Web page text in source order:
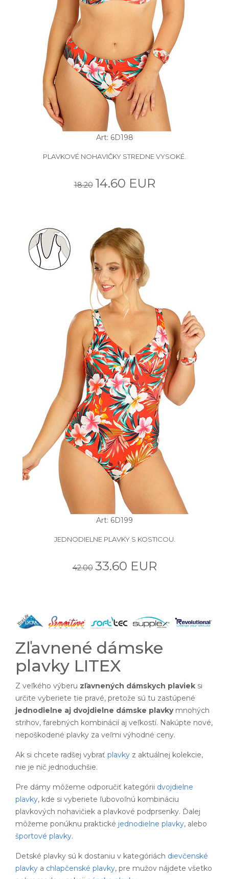
Art: 6D198
PLAVKOVÉ NOHAVIČKY STREDNE VYSOKÉ.
18.20 14.60 EUR
Art: 6D199
JEDNODIELNE PLAVKY S KOSTICOU.
42.00 33.60 EUR
Zľavnené dámske
plavky LITEX
Z veľkého výberu zľavnených dámskych plaviek si
určite vyberiete tie pravé, pretože sú tu zastúpené
jednodielne aj dvojdielne dámske plavkymnohých
strihov, farebných kombinácií aj veľkostí. Nakúpte nové,
nepoškodené plavky za veľmi výhodné ceny.
Ak si chcete radšej vybrať plavky z aktuálnej kolekcie,
nie je nič jednoduchšie.
Pre dámy môžeme odporučiť kategórii dvojdielne
plavky, kde si vyberiete ľubovoľnú kombináciu
plavkových nohavičiek a plavkové podprsenky. Ďalej
môžeme ponúknu praktické jednodielne plavky, alebo
športové plavky.
Detské plavky sú k dostaniu v kategóriách dievčenské
plavky a chlapčenské plavky, pre mužov nájdete všetko